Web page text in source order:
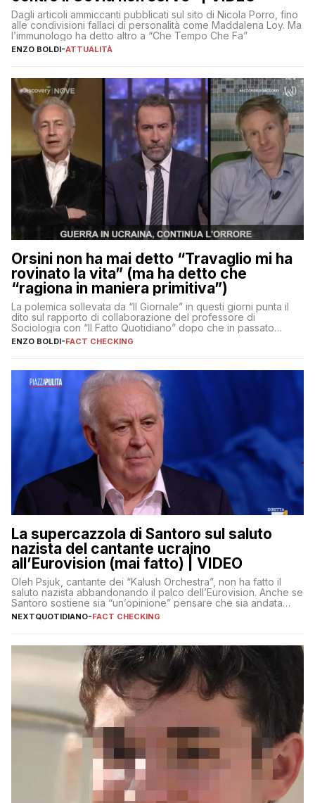
Dagli articoli ammiccanti pubblicati sul sito di Nicola Porro, fino
alle condivisioni fallaci di personalità come Maddalena Loy. Ma
l’immunologo ha detto altro a “Che Tempo Che Fa”
ENZO BOLDI-ATTUALITÀ
Orsini non ha mai detto “Travaglio mi ha
rovinato la vita” (ma ha detto che
“ragiona in maniera primitiva”)
La polemica sollevata da “Il Giornale” in questi giorni punta il
dito sul rapporto di collaborazione del professore di
Sociologia con “Il Fatto Quotidiano” dopo che in passato
erano volati stracci
ENZO BOLDI-FACT CHECKING
La supercazzola di Santoro sul saluto
nazista del cantante ucraino
all’Eurovision (mai fatto) | VIDEO
Oleh Psjuk, cantante dei “Kalush Orchestra”, non ha fatto il
saluto nazista abbandonando il palco dell’Eurovision. Anche se
Santoro sostiene sia “un’opinione” pensare che sia andata
così
NEXTQUOTIDIANO-FACT CHECKING